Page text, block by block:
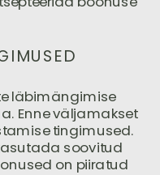
läbimängimise
Enne väljamakset
tingimused.
soovitud
on piiratud